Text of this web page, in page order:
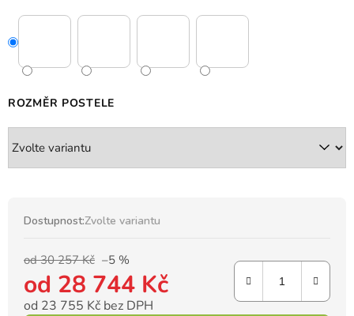
ROZMĚR POSTELE
Dostupnost:Zvolte variantu
od 30 257 Kč –5 %
od 28 744 Kč
od 23 755 Kč bez DPH